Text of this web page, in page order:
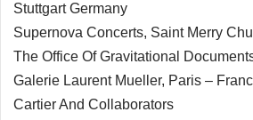
Stuttgart Germany
Supernova Concerts, Saint Merry
The Office Of Gravitational
Galerie Laurent Mueller, Paris –
Cartier And Collaborators